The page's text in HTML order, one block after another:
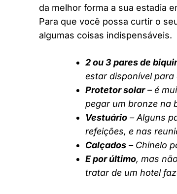
da melhor forma a sua estadia
Para que você possa curtir o
algumas coisas indispensáveis.
2 ou 3 pares de
estar disponível para
Protetor solar– é
pegar um bronze na
Vestuário – Alguns
refeições, e nas
Calçados – Chinelo
E por último, mas
tratar de um hotel